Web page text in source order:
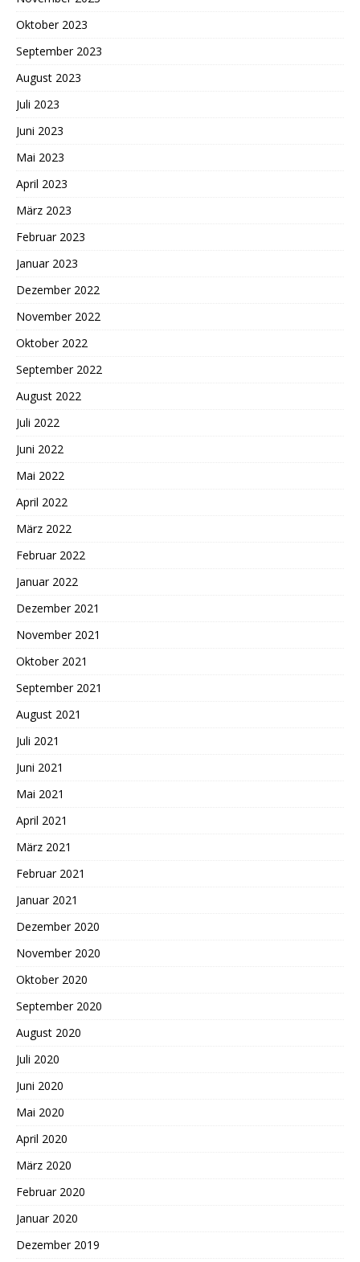
Oktober 2023
September 2023
August 2023
Juli 2023
Juni 2023
Mai 2023
April 2023
März 2023
Februar 2023
Januar 2023
Dezember 2022
November 2022
Oktober 2022
September 2022
August 2022
Juli 2022
Juni 2022
Mai 2022
April 2022
März 2022
Februar 2022
Januar 2022
Dezember 2021
November 2021
Oktober 2021
September 2021
August 2021
Juli 2021
Juni 2021
Mai 2021
April 2021
März 2021
Februar 2021
Januar 2021
Dezember 2020
November 2020
Oktober 2020
September 2020
August 2020
Juli 2020
Juni 2020
Mai 2020
April 2020
März 2020
Februar 2020
Januar 2020
Dezember 2019